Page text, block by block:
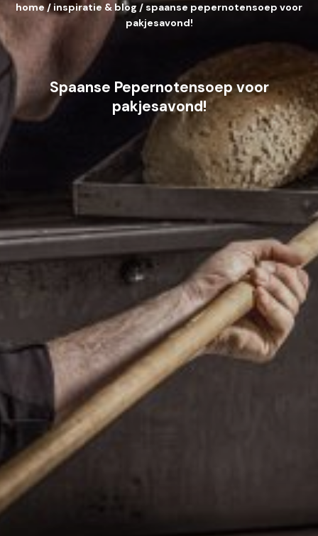
Spaanse Pepernotensoep voor
pakjesavond!
home/ inspiratie & blog / spaanse pepernotensoep voor
pakjesavond!